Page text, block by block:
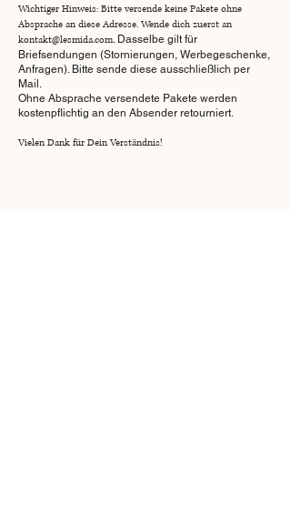
Wichtiger Hinweis: Bitte versende keine Pakete ohne
Absprache an diese Adresse. Wende dich zuerst an
kontakt@lesmida.com . Dasselbe gilt für
Briefsendungen (Stornierungen, Werbegeschenke,
Anfragen). Bitte sende diese ausschließlich per
Mail.
Ohne Absprache versendete Pakete werden
kostenpflichtig an den Absender retourniert.
Vielen Dank für Dein Verständnis!